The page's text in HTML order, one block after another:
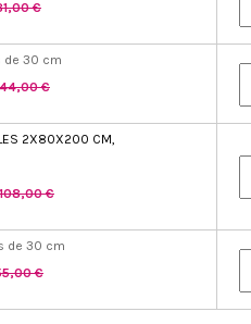
€
de 30 cm
44,00 €
2X80X200 CM,
108,00 €
de 30 cm
€